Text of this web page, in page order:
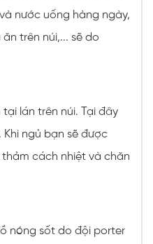
nước uống hàng ngày,
trên núi,... sẽ do
lán trên núi. Tại đây
ngủ bạn sẽ được
cách nhiệt và chăn
nóng sốt do đội porter